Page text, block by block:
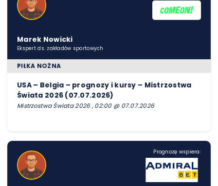
Marek Nowicki
Ekspert ds. zakładów sportowych
PIŁKA NOŻNA
USA – Belgia – prognozy i kursy – Mistrzostwa
Świata 2026 (07.07.2026)
Mistrzostwa Świata 2026 , 02:00 @ 07.07.2026
Prognozę wspiera: